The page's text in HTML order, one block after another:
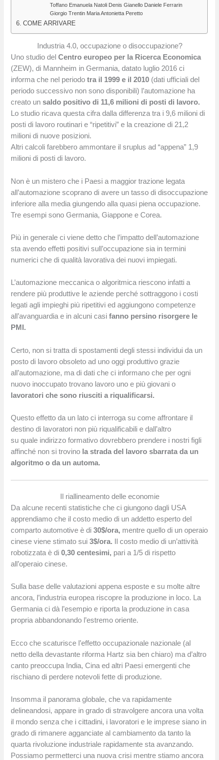
Toffano Emanuela Natoli Denis Gianello Daniele Ferrarin
Giorgio Trentin Maria Antonietta Peretto
COME ARRIVARE
Industria 4.0, occupazione o disoccupazione?
Uno studio delCentro europeo per la Ricerca Economica
(ZEW), di Mannheim in Germania, datato luglio 2016 ci
informa che nel periodotra il 1999 e il 2010 (dati ufficiali del
periodo successivo non sono disponibili) l’automazione ha
creato unsaldo positivo di 11,6 milioni di posti di lavoro.
Lo studio ricava questa cifra dalla differenza tra i 9,6 milioni di
posti di lavoro routinari e “ripetitivi” e la creazione di 21,2
milioni di nuove posizioni.
Altri calcoli farebbero ammontare il sruplus ad “appena” 1,9
milioni di posti di lavoro.
Non è un mistero che i Paesi a maggior trazione legata
all’automazione scoprano di avere un tasso di disoccupazione
inferiore alla media giungendo alla quasi piena occupazione.
Tre esempi sono Germania, Giappone e Corea.
Più in generale ci viene detto che l’impatto dell’automazione
sta avendo effetti positivi sull’occupazione sia in termini
numerici che di qualità lavorativa dei nuovi impiegati.
L’automazione meccanica o algoritmica riescono infatti a
rendere più produttive le aziende perché sottraggono i costi
legati agli impieghi più ripetitivi ed aggiungono competenze
all’avanguardia e in alcuni casifanno persino risorgere le
PMI.
Certo, non si tratta di spostamenti degli stessi individui da un
posto di lavoro obsoleto ad uno oggi produttivo grazie
all’automazione, ma di dati che ci informano che per ogni
nuovo inoccupato trovano lavoro uno e più giovani o
lavoratori che sono riusciti a riqualificarsi.
Questo effetto da un lato ci interroga su come affrontare il
destino di lavoratori non più riqualificabili e dall’altro
su quale indirizzo formativo dovrebbero prendere i nostri figli
affinché non si trovino la strada del lavoro sbarrata da un
algoritmo o da un automa.
Il riallineamento delle economie
Da alcune recenti statistiche che ci giungono dagli USA
apprendiamo che il costo medio di un addetto esperto del
comparto automotive è di 30$/ora, mentre quello di un operaio
cinese viene stimato sui3$/ora. Il costo medio di un’attività
robotizzata è di0,30 centesimi, pari a 1/5 di rispetto
all’operaio cinese.
Sulla base delle valutazioni appena esposte e su molte altre
ancora, l’industria europea riscopre la produzione in loco. La
Germania ci dà l’esempio e riporta la produzione in casa
propria abbandonando l’estremo oriente.
Ecco che scaturisce l’effetto occupazionale nazionale (al
netto della devastante riforma Hartz sia ben chiaro) ma d’altro
canto preoccupa India, Cina ed altri Paesi emergenti che
rischiano di perdere notevoli fette di produzione.
Insomma il panorama globale, che va rapidamente
delineandosi, appare in grado di stravolgere ancora una volta
il mondo senza che i cittadini, i lavoratori e le imprese siano in
grado di rimanere agganciate al cambiamento da tanto la
quarta rivoluzione industriale rapidamente sta avanzando.
Possiamo permetterci una nuova crisi mentre stiamo ancora